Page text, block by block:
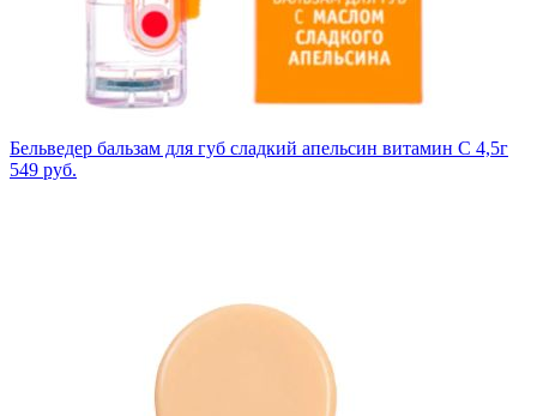
Бельведер бальзам для губ сладкий апельсин витамин С 4,5г
549 руб.